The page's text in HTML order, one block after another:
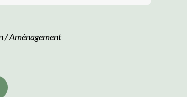
/ Aménagement